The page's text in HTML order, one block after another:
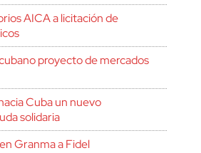
AICA a licitación de
proyecto de mercados
Cuba un nuevo
solidaria
Granma a Fidel